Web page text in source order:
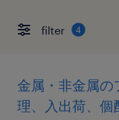
filter 4
金属・非金属の
理、入出荷、個